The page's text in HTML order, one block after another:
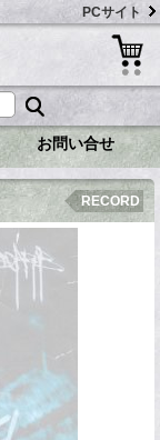
PCサイト
お問い合せ
RECORD